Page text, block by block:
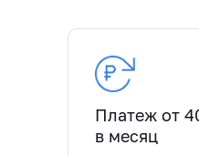
Платеж от
в месяц